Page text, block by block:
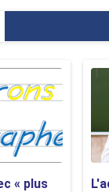
surprise
tel
le sens de la
« plus